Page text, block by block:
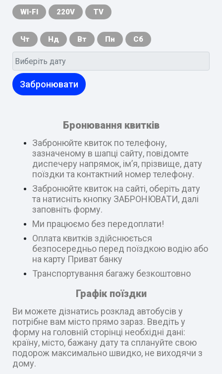
WI-FI 220V TV
Чт Нд Вт Пн Сб
Забронювати
Бронювання квитків
Забронюйте квиток по телефону,
зазначеному в шапці сайту, повідомте
диспечеру напрямок, ім’я, прізвище, дату
поїздки та контактний номер телефону.
Забронюйте квиток на сайті, оберіть дату
та натисніть кнопку ЗАБРОНЮВАТИ, далі
заповніть форму.
Ми працюємо без передоплати!
Оплата квитків здійснюється
безпосередньо перед поїздкою водію або
на карту Приват банку
Транспортування багажу безкоштовно
Графік поїздки
Ви можете дізнатись розклад автобусів у
потрібне вам місто прямо зараз. Введіть у
форму на головній сторінці необхідні дані:
країну, місто, бажану дату та сплануйте свою
подорож максимально швидко, не виходячи з
дому.